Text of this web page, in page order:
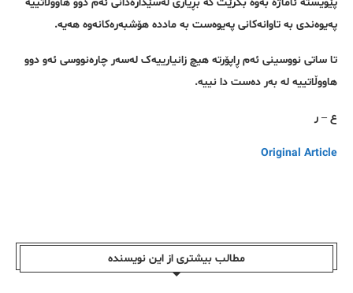
پەیوەندی بە تاوانەکانی پەیوەست بە ماددە هۆشبەرەکانەوە هەیە.
تا ساتی نووسینی ئەم ڕاپۆرتە هیچ زانیارییەک لەسەر چارەنووسی ئەو دوو
هاووڵاتییە لە بەر دەست دا نییە.
ع – ر
Original Article
مطالب بیشتری از این نویسندە